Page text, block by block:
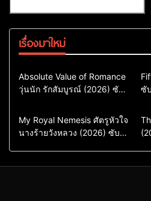
เรื่องมาใหม่
Comedy
Drama
ซีรี่ย์เกาหลี
ซีรี่ย์เกาหลีพากย์ไทย
Absolute Value of Romance
วุ่นนัก รักสัมบูรณ์ (2026) ซับ
ซั
Comedy
Drama
Sci-Fi & Fantasy
My Royal Nemesis ศัตรูหัวใจ
นางร้ายวังหลวง (2026) ซับ